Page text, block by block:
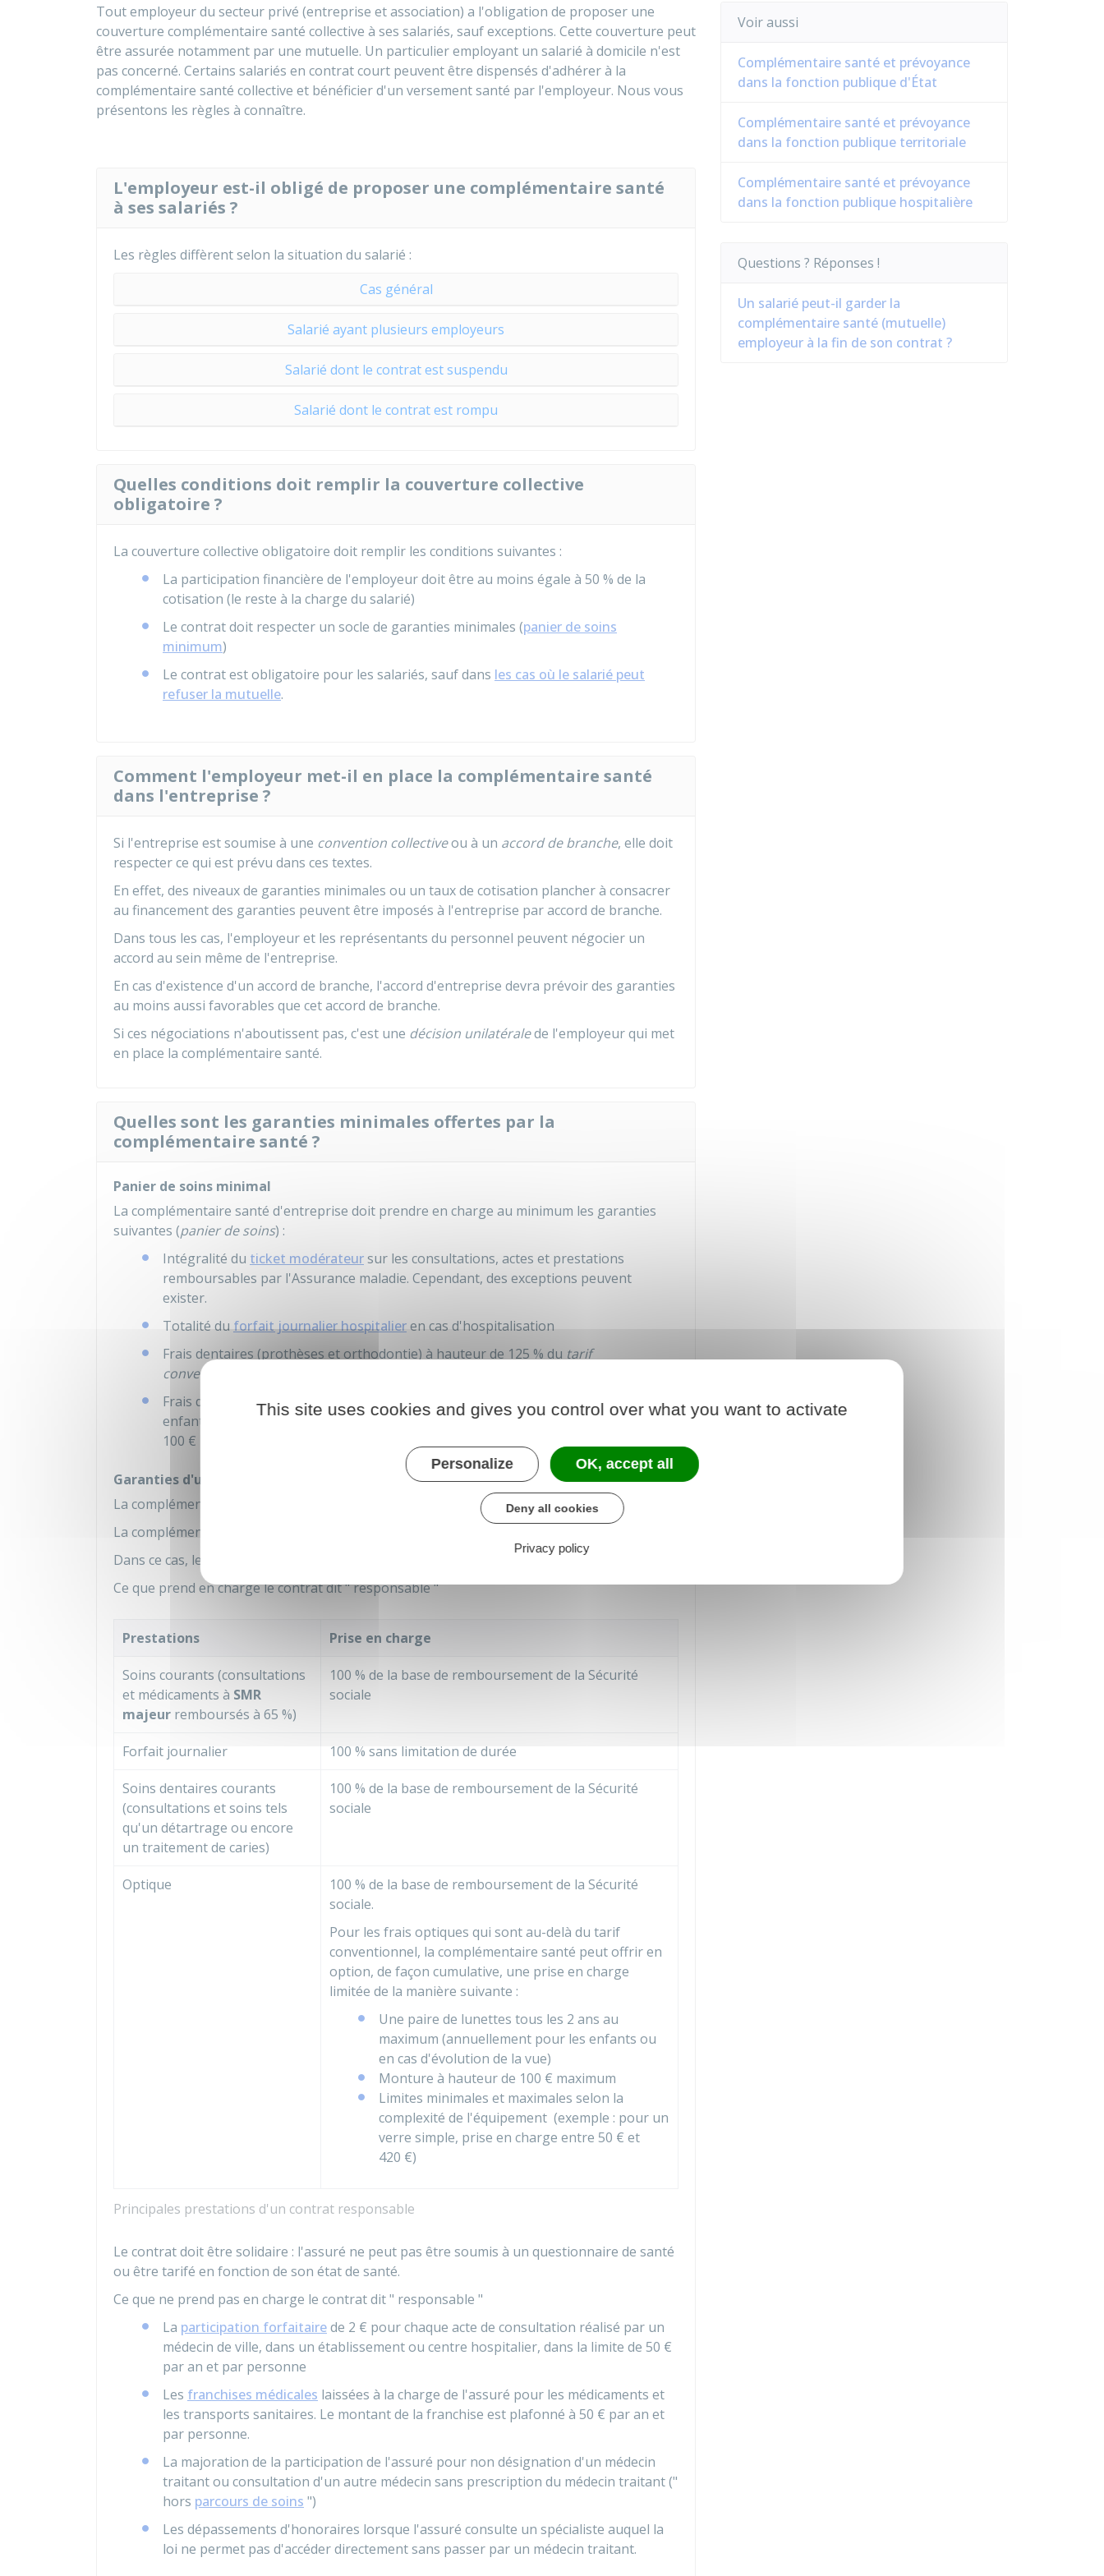
Tout employeur du secteur privé (entreprise et association) a l'obligation de proposer une
couverture complémentaire santé collective à ses salariés, sauf exceptions. Cette couverture peut
être assurée notamment par une mutuelle. Un particulier employant un salarié à domicile n'est
pas concerné. Certains salariés en contrat court peuvent être dispensés d'adhérer à la
complémentaire santé collective et bénéficier d'un versement santé par l'employeur. Nous vous
présentons les règles à connaître.
L'employeur est-il obligé de proposer une complémentaire santé
à ses salariés ?
Les règles diffèrent selon la situation du salarié :
Cas général
Salarié ayant plusieurs employeurs
Salarié dont le contrat est suspendu
Salarié dont le contrat est rompu
Quelles conditions doit remplir la couverture collective
obligatoire ?
La couverture collective obligatoire doit remplir les conditions suivantes :
La participation financière de l'employeur doit être au moins égale à 50 % de la
cotisation (le reste à la charge du salarié)
Le contrat doit respecter un socle de garanties minimales (panier de soins
minimum)
Le contrat est obligatoire pour les salariés, sauf dans les cas où le salarié peut
refuser la mutuelle.
Comment l'employeur met-il en place la complémentaire santé
dans l'entreprise ?
Si l'entreprise est soumise à une convention collectiveou à un accord de branche, elle doit
respecter ce qui est prévu dans ces textes.
En effet, des niveaux de garanties minimales ou un taux de cotisation plancher à consacrer
au financement des garanties peuvent être imposés à l'entreprise par accord de branche.
Dans tous les cas, l'employeur et les représentants du personnel peuvent négocier un
accord au sein même de l'entreprise.
En cas d'existence d'un accord de branche, l'accord d'entreprise devra prévoir des garanties
au moins aussi favorables que cet accord de branche.
Si ces négociations n'aboutissent pas, c'est une décision unilatéralede l'employeur qui met
en place la complémentaire santé.
Quelles sont les garanties minimales offertes par la
complémentaire santé ?
Panier de soins minimal
La complémentaire santé d'entreprise doit prendre en charge au minimum les garanties
suivantes (panier de soins) :
Intégralité du ticket modérateursur les consultations, actes et prestations
remboursables par l'Assurance maladie. Cependant, des exceptions peuvent
exister.
Totalité duforfait journalier hospitalieren cas d'hospitalisation
Frais dentaires (prothèses et orthodontie) à hauteur de 125 % du tarif
conventionnel
Frais d'optique de manière forfaitaire par période de 2 ans (annuellement pour les
enfants ou en cas d'évolution de la vue) avec un minimum de prise en charge fixé à
100 €
Garanties d'un contrat dit responsable
La complémentaire santé peut être un contrat dit
responsable
La complémentaire santé doit respecter le cahier des charges du contrat dit
Dans ce cas, les prestations du contrat sont les suivantes.
Ce que prend en charge le contrat dit " responsable "
Principales prestations d'un contrat responsable
Prestations Prise en charge
Soins courants (consultations
et médicaments à SMR
majeur remboursés à 65 %)
100 % de la base de remboursement de la Sécurité
sociale
Forfait journalier 100 % sans limitation de durée
Soins dentaires courants
(consultations et soins tels
qu'un détartrage ou encore
un traitement de caries)
100 % de la base de remboursement de la Sécurité
sociale
Optique 100 % de la base de remboursement de la Sécurité
sociale.
Pour les frais optiques qui sont au-delà du tarif
conventionnel, la complémentaire santé peut offrir en
option, de façon cumulative, une prise en charge
limitée de la manière suivante :
Une paire de lunettes tous les 2 ans au
maximum (annuellement pour les enfants ou
en cas d'évolution de la vue)
Monture à hauteur de 100 € maximum
Limites minimales et maximales selon la
complexité de l'équipement (exemple : pour un
verre simple, prise en charge entre 50 € et
420 €)
Le contrat doit être solidaire : l'assuré ne peut pas être soumis à un questionnaire de santé
ou être tarifé en fonction de son état de santé.
Ce que ne prend pas en charge le contrat dit " responsable "
La participation forfaitairede 2 € pour chaque acte de consultation réalisé par un
médecin de ville, dans un établissement ou centre hospitalier, dans la limite de 50 €
par an et par personne
Les franchises médicales laissées à la charge de l'assuré pour les médicaments et
les transports sanitaires. Le montant de la franchise est plafonné à 50 € par an et
par personne.
La majoration de la participation de l'assuré pour non désignation d'un médecin
traitant ou consultation d'un autre médecin sans prescription du médecin traitant ("
hors parcours de soins ")
Les dépassements d'honoraires lorsque l'assuré consulte un spécialiste auquel la
loi ne permet pas d'accéder directement sans passer par un médecin traitant.
Voir aussi
Complémentaire santé et prévoyance
dans la fonction publique d'État
Complémentaire santé et prévoyance
dans la fonction publique territoriale
Complémentaire santé et prévoyance
dans la fonction publique hospitalière
Questions ? Réponses !
Un salarié peut-il garder la
complémentaire santé (mutuelle)
employeur à la fin de son contrat ?
This site uses cookies and gives you control over what you want to activate
Personalize OK, accept all
Deny all cookies
Privacy policy